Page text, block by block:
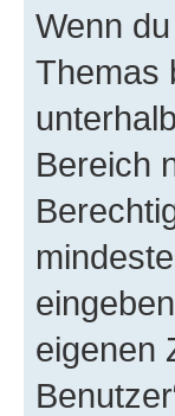
Wenn
Themas
Bereich
eigenen